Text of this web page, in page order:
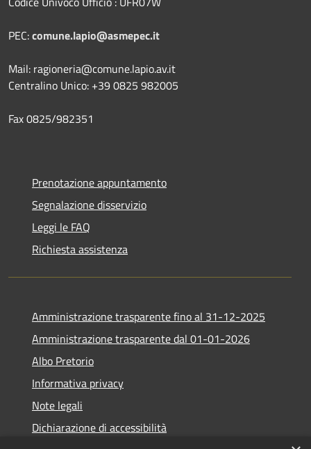
PEC:comune.lapio@asmepec.it
Mail: ragioneria@comune.lapio.av.it
Centralino Unico: +39 0825 982005
Fax 0825/982351
Prenotazione appuntamento
Segnalazione disservizio
Leggi le FAQ
Richiesta assistenza
Amministrazione trasparente fino al 31-12-2025
Amministrazione trasparente dal 01-01-2026
Albo Pretorio
Informativa privacy
Note legali
Dichiarazione di accessibilità